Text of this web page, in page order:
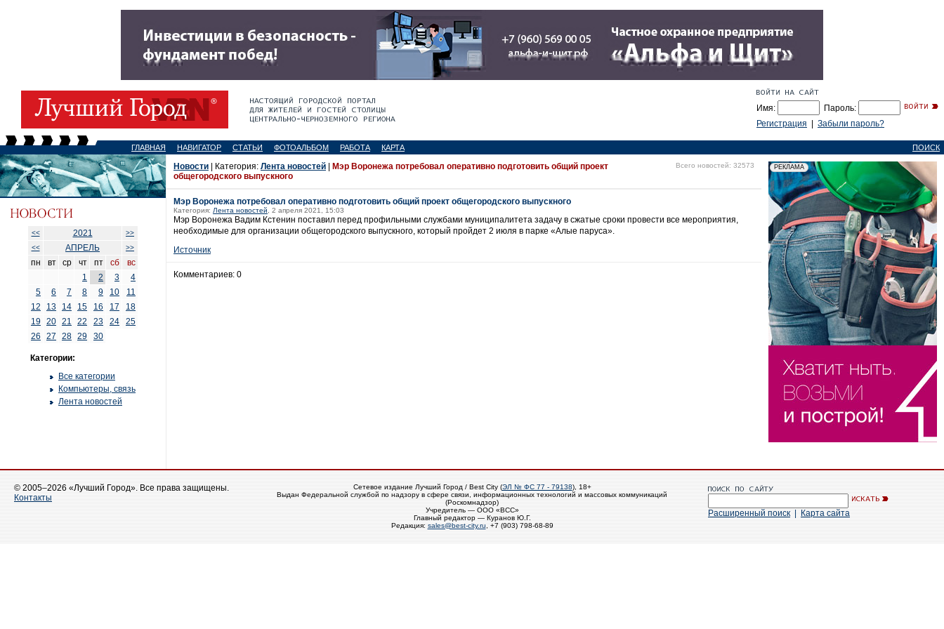
Имя:
Пароль:
Регистрация
Забыли пароль?
ГЛАВНАЯ НАВИГАТОР СТАТЬИ ФОТОАЛЬБОМ РАБОТА КАРТА ПОИСК
<< 2021
>>
<<
АПРЕЛЬ >>
пн вт ср чт пт сб
вс
1
2 3
4
5
6 7 8 9 10
11
12
13 14 15 16 17
18
19 20 21 22 23 24
25
26
27 28 29 30
Категории:
Все категории
Компьютеры, связь
Лента новостей
Новости | Категория: Лента новостей
Мэр Воронежа потребовал оперативно подготовить общий проект
общегородского выпускного
Всего новостей: 32573
Мэр Воронежа потребовал оперативно подготовить общий проект общегородского выпускного
Категория: Лента новостей , 2 апреля 2021, 15:03
Мэр Воронежа Вадим Кстенин поставил перед профильными службами муниципалитета задачу в сжатые сроки провести все мероприятия,
необходимые для организации общегородского выпускного, который пройдет 2 июля в парке «Алые паруса».
Источник
Комментариев: 0
© 2005–2026 «Лучший Город». Все права защищены.
Контакты
Сетевое издание Лучший Город / Best City (ЭЛ № ФС 77 - 79138), 18+
Выдан Федеральной службой по надзору в сфере связи, информационных технологий и массовых коммуникаций
(Роскомнадзор)
Учредитель — ООО «ВСС»
Главный редактор — Куранов Ю.Г.
Редакция: sales@best-city.ru , +7 (903) 798-68-89
Расширенный поиск Карта сайта